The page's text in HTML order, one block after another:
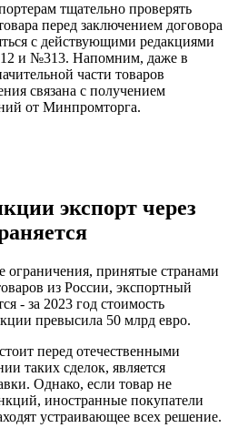
тщательно проверять
перед заключением договора
с действующими редакциями
и №313. Напомним, даже в
части товаров
связана с получением
от Минпромторга.
экспорт через
ограничения, принятые странами
из России, экспортный
- за 2023 год стоимость
превысила 50 млрд евро.
перед отечественными
таких сделок, является
Однако, если товар не
иностранные покупатели
устраивающее всех решение.